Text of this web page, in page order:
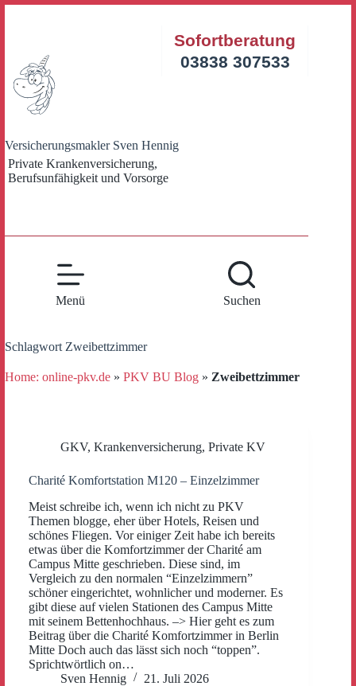
Versicherungsmakler Sven Hennig
Private Krankenversicherung,
Berufsunfähigkeit und Vorsorge
Sofortberatung
03838 307533
Menü Suchen
Schlagwort Zweibettzimmer
Home: online-pkv.de » PKV BU Blog » Zweibettzimmer
GKV, Krankenversicherung, Private KV
Charité Komfortstation M120 – Einzelzimmer
Meist schreibe ich, wenn ich nicht zu PKV
Themen blogge, eher über Hotels, Reisen und
schönes Fliegen. Vor einiger Zeit habe ich bereits
etwas über die Komfortzimmer der Charité am
Campus Mitte geschrieben. Diese sind, im
Vergleich zu den normalen “Einzelzimmern”
schöner eingerichtet, wohnlicher und moderner. Es
gibt diese auf vielen Stationen des Campus Mitte
mit seinem Bettenhochhaus. –> Hier geht es zum
Beitrag über die Charité Komfortzimmer in Berlin
Mitte Doch auch das lässt sich noch “toppen”.
Sprichtwörtlich on…
Sven Hennig
21. Juli 2026